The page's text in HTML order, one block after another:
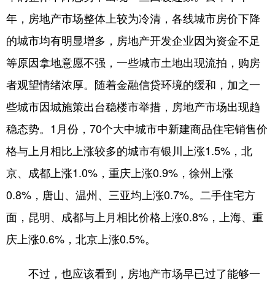
年，房地产市场整体上较为冷清，各线城市房价下降
的城市均有明显增多，房地产开发企业因为资金不足
等原因拿地意愿不强，一些城市土地出现流拍，购房
者观望情绪浓厚。随着金融信贷环境的缓和，加之一
些城市因城施策出台稳楼市举措，房地产市场出现趋
稳态势。1月份，70个大中城市中新建商品住宅销售价
格与上月相比上涨较多的城市有银川上涨1.5%，北
京、成都上涨1.0%，重庆上涨0.9%，徐州上涨
0.8%，唐山、温州、三亚均上涨0.7%。二手住宅方
面，昆明、成都与上月相比价格上涨0.8%，上海、重
庆上涨0.6%，北京上涨0.5%。
不过，也应该看到，房地产市场早已过了能够一